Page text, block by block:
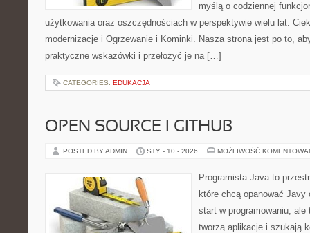
myślą o codziennej
użytkowania oraz oszczędnościach w perspektywie wielu lat.
modernizacje i Ogrzewanie i Kominki. Nasza strona jest po to,
praktyczne wskazówki i przełożyć je na […]
CATEGORIES: EDUKACJA
OPEN SOURCE I GITHUB
POSTED BY ADMIN STY - 10 - 2026 MOŻLIWOŚĆ
Programista Java to
które chcą opanować
start w programowaniu,
tworzą aplikacje i szukają